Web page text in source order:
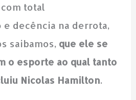
total
decência na derrota,
saibamos, que ele se
o esporte ao qual tanto
Nicolas Hamilton.